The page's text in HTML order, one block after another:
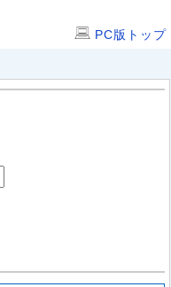
PC版トップ